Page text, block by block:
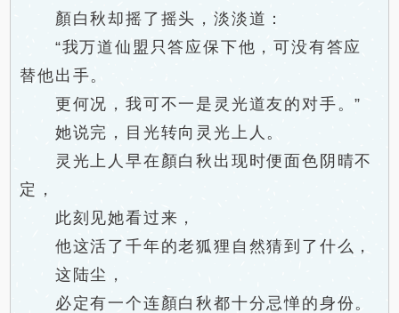
顏白秋却摇了摇头，淡淡道：
“我万道仙盟只答应保下他，可没有答应
替他出手。
更何况，我可不一是灵光道友的对手。”
她说完，目光转向灵光上人。
灵光上人早在顏白秋出现时便面色阴晴不
定，
此刻见她看过来，
他这活了千年的老狐狸自然猜到了什么，
这陆尘，
必定有一个连顏白秋都十分忌惮的身份。